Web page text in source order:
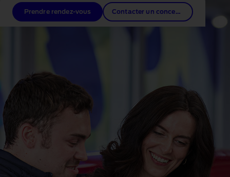
Prendre rendez-vous Contacter un concessionnaire